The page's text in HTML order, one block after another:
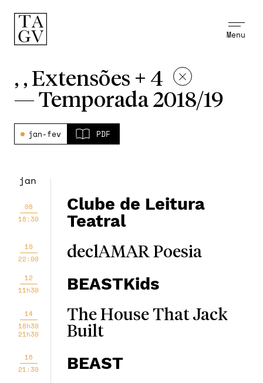
Menu
, , Extensões + 4
— Temporada 2018/19
jan-fev PDF
jan
08
18:30
Clube de Leitura
Teatral
10
22:00
declAMAR Poesia
12
11h30
BEASTKids
14
18h30
21h30
The House That Jack
Built
16
21:30
BEAST